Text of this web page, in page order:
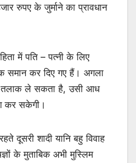
रुपए के जुर्माने का प्रावधान
में पति – पत्नी के लिए
कर दिए गए हैं। अगला
तलाक ले सकता है, उसी आध
कर सकेगी।
दूसरी शादी यानि बहु विवाह
के मुताबिक अभी मुस्लिम